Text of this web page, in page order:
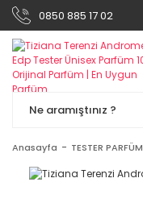
0850 885 17 02
Anasayfa TESTER PARFÜM